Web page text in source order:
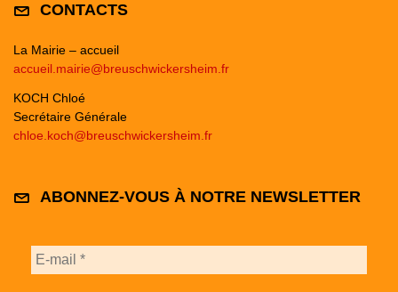
CONTACTS
La Mairie – accueil
accueil.mairie@breuschwickersheim.fr
KOCH Chloé
Secrétaire Générale
chloe.koch@breuschwickersheim.fr
ABONNEZ-VOUS À NOTRE NEWSLETTER